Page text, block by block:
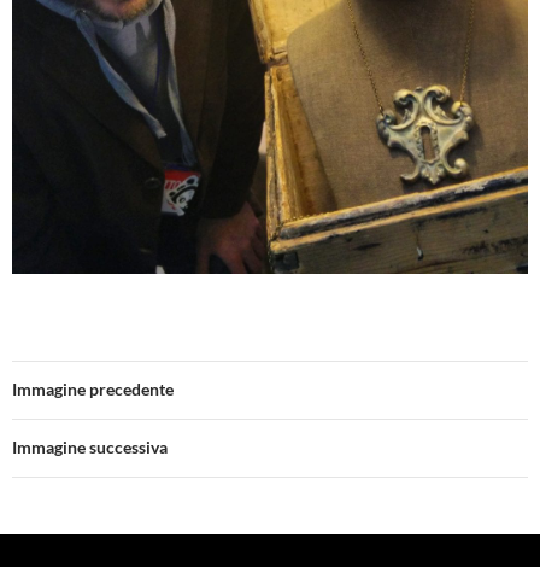
Immagine precedente
Immagine successiva